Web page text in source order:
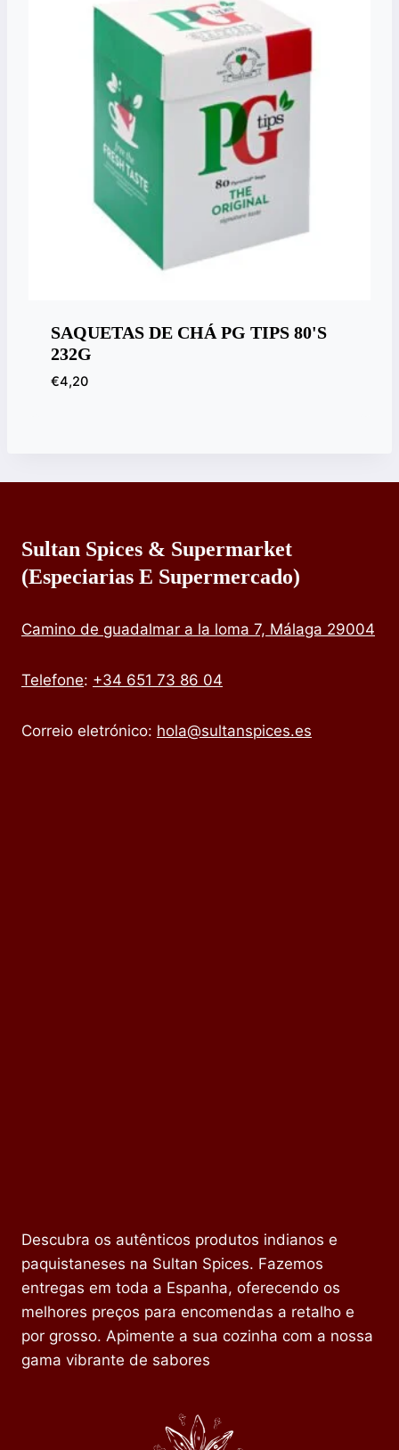
SAQUETAS DE CHÁ PG TIPS 80'S
232G
€4,20
Sultan Spices & Supermarket
(especiarias E Supermercado)
Camino de guadalmar a la loma 7, Málaga 29004
Telefone: +34 651 73 86 04
Correio eletrónico: hola@sultanspices.es
Descubra os autênticos produtos indianos e
paquistaneses na Sultan Spices. Fazemos
entregas em toda a Espanha, oferecendo os
melhores preços para encomendas a retalho e
por grosso. Apimente a sua cozinha com a nossa
gama vibrante de sabores